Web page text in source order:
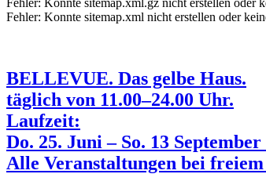
Fehler: Konnte sitemap.xml nicht erstellen oder
BELLEVUE. Das gelbe Haus.
täglich von 11.00–24.00 Uhr.
Laufzeit:
Do. 25. Juni – So. 13 September
Alle Veranstaltungen bei